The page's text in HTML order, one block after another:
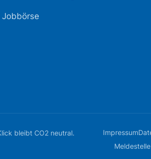
Jobbörse
bleibt CO2 neutral. Impressum